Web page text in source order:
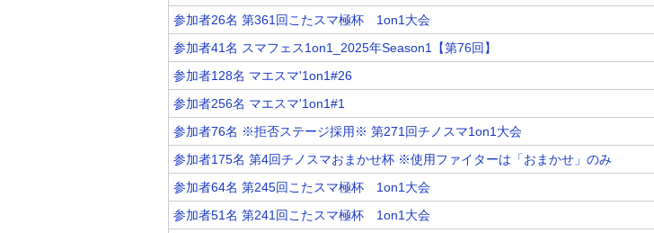
参加者26名 第361回こたスマ極杯 1on1大会
参加者41名 スマフェス1on1_2025年Season1【第76回】
参加者128名 マエスマ'1on1#26
参加者256名 マエスマ'1on1#1
参加者76名 ※拒否ステージ採用※ 第271回チノスマ1on1大会
参加者175名 第4回チノスマおまかせ杯 ※使用ファイターは「おまかせ」のみ
参加者64名 第245回こたスマ極杯 1on1大会
参加者51名 第241回こたスマ極杯 1on1大会